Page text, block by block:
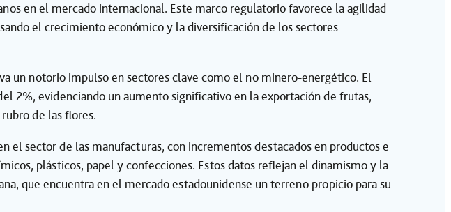
en el mercado internacional. Este marco regulatorio favorece la agilidad
el crecimiento económico y la diversificación de los sectores
un notorio impulso en sectores clave como el no minero-energético. El
2%, evidenciando un aumento significativo en la exportación de frutas,
de las flores.
el sector de las manufacturas, con incrementos destacados en productos e
plásticos, papel y confecciones. Estos datos reflejan el dinamismo y la
que encuentra en el mercado estadounidense un terreno propicio para su